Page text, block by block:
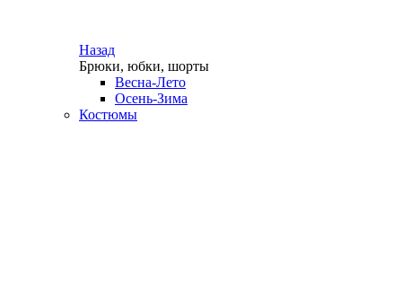
Назад
Брюки, юбки, шорты
Весна-Лето
Осень-Зима
Костюмы